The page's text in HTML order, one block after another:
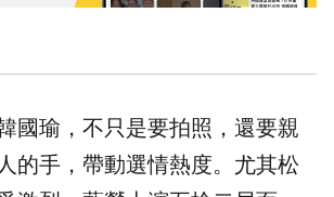
國瑜，不只是要拍照，還要親
的手，帶動選情熱度。尤其松